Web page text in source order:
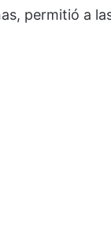
permitió a